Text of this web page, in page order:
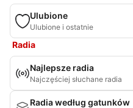
Ulubione
Ulubione i ostatnie
Radia
Najlepsze radia
Najczęściej słuchane radia
Radia według gatunków